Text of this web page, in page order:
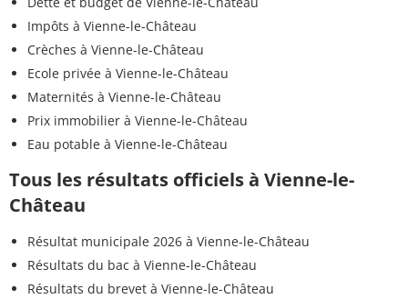
Impôts à Vienne-le-Château
Crèches à Vienne-le-Château
Ecole privée à Vienne-le-Château
Maternités à Vienne-le-Château
Prix immobilier à Vienne-le-Château
Eau potable à Vienne-le-Château
Tous les résultats officiels à Vienne-le-
Château
Résultat municipale 2026 à Vienne-le-Château
Résultats du bac à Vienne-le-Château
Résultats du brevet à Vienne-le-Château